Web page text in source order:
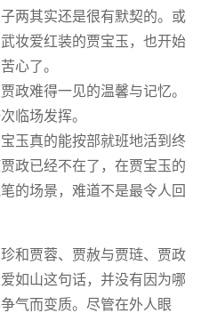
两其实还是很有默契的。或
妆爱红装的贾宝玉，也开始
心了。
政难得一见的温馨与记忆。
临场发挥。
玉真的能按部就班地活到终
政已经不在了，在贾宝玉的
的场景，难道不是最令人回
和贾蓉、贾赦与贾琏、贾政
如山这句话，并没有因为哪
气而变质。尽管在外人眼